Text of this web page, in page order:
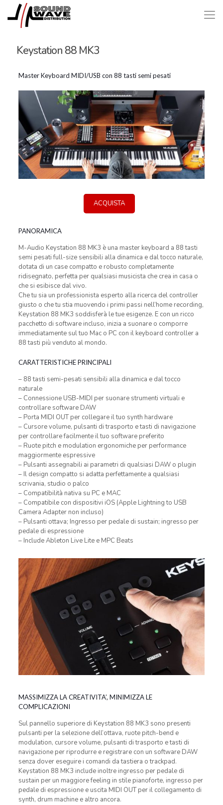
Keystation 88 MK3
Master Keyboard MIDI/USB con 88 tasti semi pesati
ACQUISTA
PANORAMICA
M-Audio Keystation 88 MK3 è una master keyboard a 88 tasti
semi pesati full-size sensibili alla dinamica e dal tocco naturale,
dotata di un case compatto e robusto completamente
ridisegnato, perfetta per qualsiasi musicista che crea in casa o
che si esibisce dal vivo.
Che tu sia un professionista esperto alla ricerca del controller
giusto o che tu stia muovendo i primi passi nell’home recording,
Keystation 88 MK3 soddisferà le tue esigenze. E con un ricco
pacchetto di software incluso, inizia a suonare o comporre
immediatamente sul tuo Mac o PC con il keyboard controller a
88 tasti più venduto al mondo.
CARATTERISTICHE PRINCIPALI
– 88 tasti semi-pesati sensibili alla dinamica e dal tocco
naturale
– Connessione USB-MIDI per suonare strumenti virtuali e
controllare software DAW
– Porta MIDI OUT per collegare il tuo synth hardware
– Cursore volume, pulsanti di trasporto e tasti di navigazione
per controllare facilmente il tuo software preferito
– Ruote pitch e modulation ergonomiche per performance
maggiormente espressive
– Pulsanti assegnabili ai parametri di qualsiasi DAW o plugin
– Il design compatto si adatta perfettamente a qualsiasi
scrivania, studio o palco
– Compatibilità nativa su PC e MAC
– Compatibile con dispositivi iOS (Apple Lightning to USB
Camera Adapter non incluso)
– Pulsanti ottava; Ingresso per pedale di sustain; ingresso per
pedale di espressione
– Include Ableton Live Lite e MPC Beats
MASSIMIZZA LA CREATIVITA’, MINIMIZZA LE
COMPLICAZIONI
Sul pannello superiore di Keystation 88 MK3 sono presenti
pulsanti per la selezione dell’ottava, ruote pitch-bend e
modulation, cursore volume, pulsanti di trasporto e tasti di
navigazione per riprodurre e registrare con un software DAW
senza dover eseguire i comandi da tastiera o trackpad.
Keystation 88 MK3 include inoltre ingresso per pedale di
sustain per un maggiore feeling in stile pianoforte, ingresso per
pedale di espressione e uscita MIDI OUT per il collegamento di
synth, drum machine e altro ancora.